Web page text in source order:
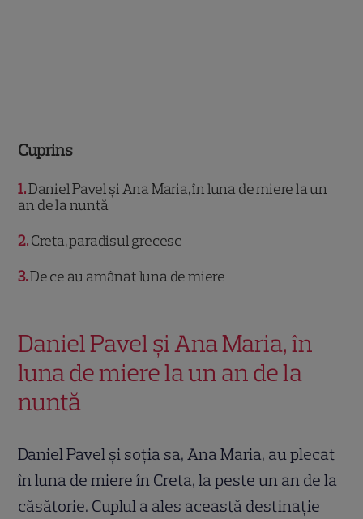
Cuprins
1 Daniel Pavel și Ana Maria, în luna de miere la un
an de la nuntă
2 Creta, paradisul grecesc
3 De ce au amânat luna de miere
Daniel Pavel și Ana Maria, în
luna de miere la un an de la
nuntă
Daniel Pavel și soția sa, Ana Maria, au plecat
în luna de miere în Creta, la peste un an de la
căsătorie. Cuplul a ales această destinație